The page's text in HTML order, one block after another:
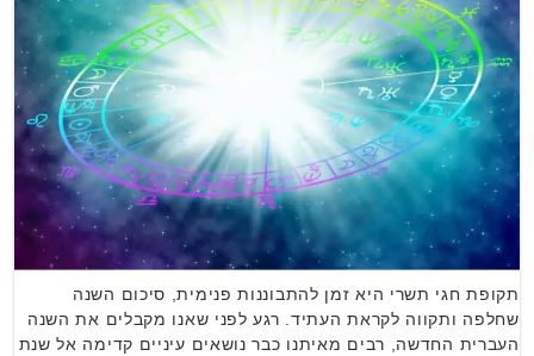
תקופת חגי תשרי היא זמן להתבוננות פנימית, סיכום השנה
שחלפה ותקווה לקראת העתיד. רגע לפני שאנו מקבלים את השנה
העברית החדשה, רבים מאיתנו כבר נושאים עיניים קדימה אל שנת